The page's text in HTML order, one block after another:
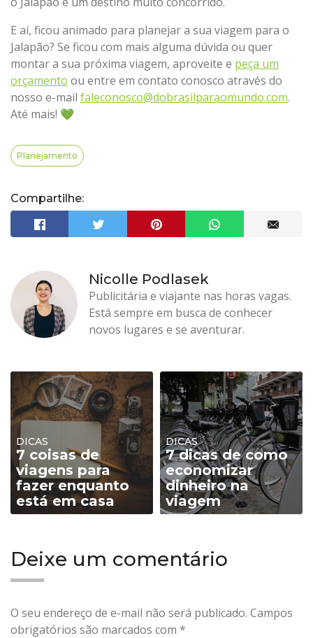
E aí, ficou animado para planejar a sua viagem para o
Jalapão? Se ficou com mais alguma dúvida ou quer
montar a sua próxima viagem, aproveite e peça um
orçamento ou entre em contato conosco através do
nosso e-mail faleconosco@dobrasilparaomundo.com.
Até mais! 💚
Planejamento
Compartilhe:
Nicolle Podlasek
Publicitária e viajante nas horas vagas.
Está sempre em busca de conhecer
novos lugares e se aventurar.
DICAS
7 coisas de
viagens para
fazer enquanto
está em casa
DICAS
7 dicas de como
economizar
dinheiro na
viagem
Deixe um comentário
O seu endereço de e-mail não será publicado. Campos
obrigatórios são marcados com *